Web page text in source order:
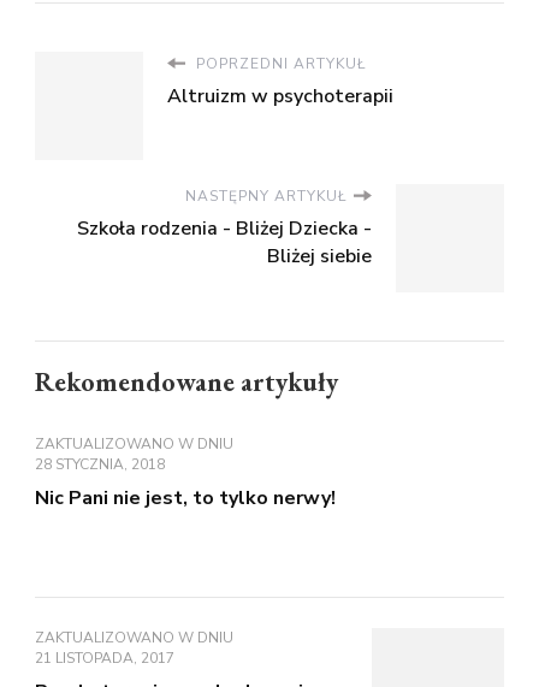
POPRZEDNI ARTYKUŁ
Altruizm w psychoterapii
NASTĘPNY ARTYKUŁ
Szkoła rodzenia - Bliżej Dziecka -
Bliżej siebie
Rekomendowane artykuły
ZAKTUALIZOWANO W DNIU
28 STYCZNIA, 2018
Nic Pani nie jest, to tylko nerwy!
ZAKTUALIZOWANO W DNIU
21 LISTOPADA, 2017